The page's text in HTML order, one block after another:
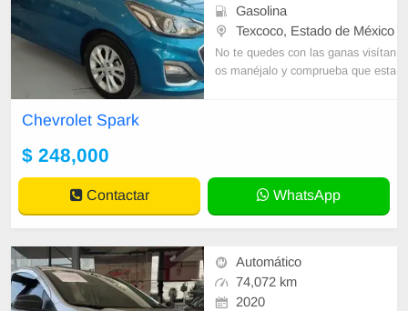
Gasolina
Texcoco, Estado de México
No te quedes con las ganas visítan
os manéjalo y comprueba que esta
Chevrolet Spark
$ 248,000
Contactar WhatsApp
Automático
74,072 km
2020